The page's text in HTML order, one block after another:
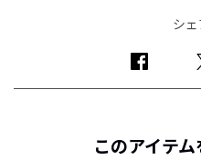
シェ
このアイテ